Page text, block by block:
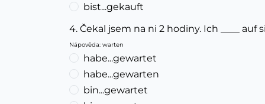
bist...gekauft
4. Čekal jsem na ni 2 hodiny. Ich ____ auf
Nápověda: warten
habe...gewartet
habe...gewarten
bin...gewartet